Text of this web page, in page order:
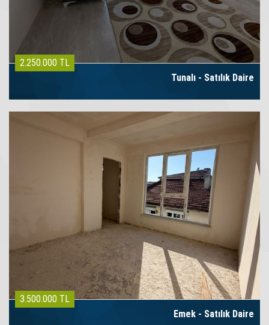
2.250.000 TL
Tunalı - Satılık Daire
3.500.000 TL
Emek - Satılık Daire